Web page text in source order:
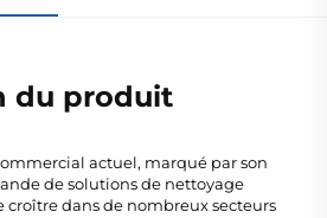
du produit
actuel, marqué par son
de solutions de nettoyage
croître dans de nombreux secteurs